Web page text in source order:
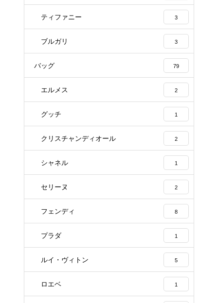
ティファニー 3
ブルガリ 3
バッグ 79
エルメス 2
グッチ 1
クリスチャンディオール 2
シャネル 1
セリーヌ 2
フェンディ 8
プラダ 1
ルイ・ヴィトン 5
ロエベ 1